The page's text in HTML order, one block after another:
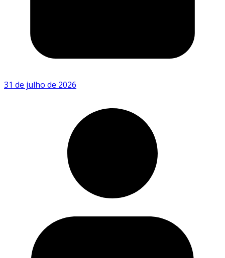
31 de julho de 2026